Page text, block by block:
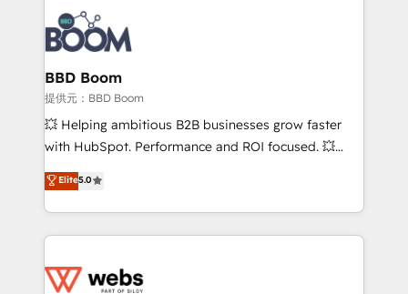
experts conseil - 150 certifications HubSpot
cumulées
revenue. ⚙️ HubSpot Integration & Optimization •
Seamless CRM, CMS, and automation setup •
Complex platform migrations and data cleanups •
Custom APIs and third-party integrations 📈 End-to-
End Revenue Acceleration • Lifecycle marketing and
pipeline growth programs • Sales enablement tools
and CRM optimization • Retention strategies with
Execution • 750+ onboardings and 2,000+
implementations • Deep expertise across marketing,
BBD Boom
提供元：BBD Boom
💥 Helping ambitious B2B businesses grow faster
with HubSpot. Performance and ROI focused. 💥
BBD Boom is the HubSpot partner that can help you
to HubSpot Better. We work with your teams to
solve all your HubSpot challenges and improve user
adoption, sales process and marketing results.
the first time 🔧 Designing and optimising your
Elite5.0